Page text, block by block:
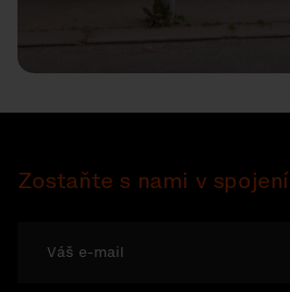
Zostaňte s nami v spojení